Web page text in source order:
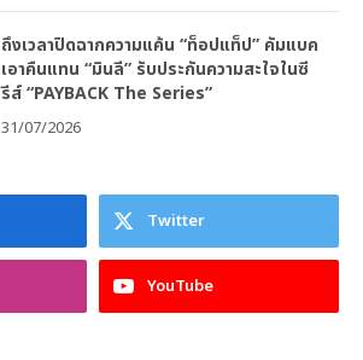
ถึงเวลาปิดฉากความแค้น “ท็อปแท็ป” คัมแบค
เอาคืนแทน “มินลี” รับประกันความสะใจในซี
รีส์ “PAYBACK The Series”
31/07/2026
Twitter
YouTube